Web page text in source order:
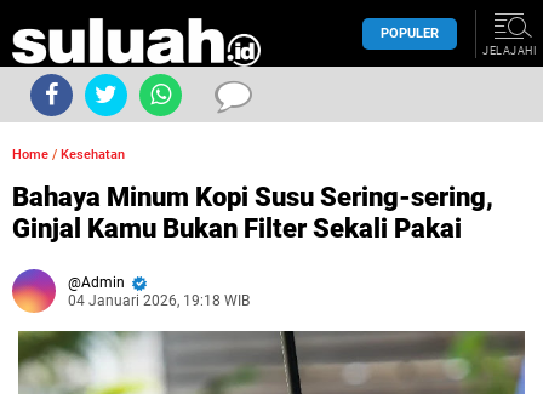
POPULER
JELAJAHI
Home / Kesehatan
Bahaya Minum Kopi Susu Sering-sering,
Ginjal Kamu Bukan Filter Sekali Pakai
Admin
04 Januari 2026, 19:18 WIB